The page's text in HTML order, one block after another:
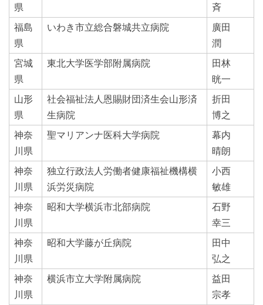
県
斉
福島
県
いわき市立総合磐城共立病院
廣田
潤
宮城
県
東北大学医学部附属病院
田林
晄一
山形
県
社会福祉法人恩賜財団済生会山形済
生病院
折田
博之
神奈
川県
聖マリアンナ医科大学病院
幕内
晴朗
神奈
川県
独立行政法人労働者健康福祉機構横
浜労災病院
小西
敏雄
神奈
川県
昭和大学横浜市北部病院
石野
幸三
神奈
川県
昭和大学藤が丘病院
田中
弘之
神奈
川県
横浜市立大学附属病院
益田
宗孝